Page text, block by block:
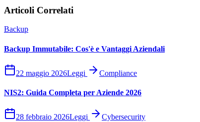
Articoli Correlati
Backup
Backup Immutabile: Cos'è e Vantaggi Aziendali
22 maggio 2026Leggi Compliance
NIS2: Guida Completa per Aziende 2026
28 febbraio 2026Leggi Cybersecurity